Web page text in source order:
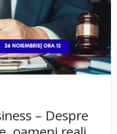
– Despre